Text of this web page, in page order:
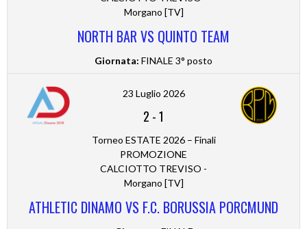
Morgano [TV]
NORTH BAR VS QUINTO TEAM
Giornata: FINALE 3° posto
23 Luglio 2026
2 -1
Torneo ESTATE 2026 – Finali
PROMOZIONE
CALCIOTTO TREVISO -
Morgano [TV]
ATHLETIC DINAMO VS F.C. BORUSSIA PORCMUND